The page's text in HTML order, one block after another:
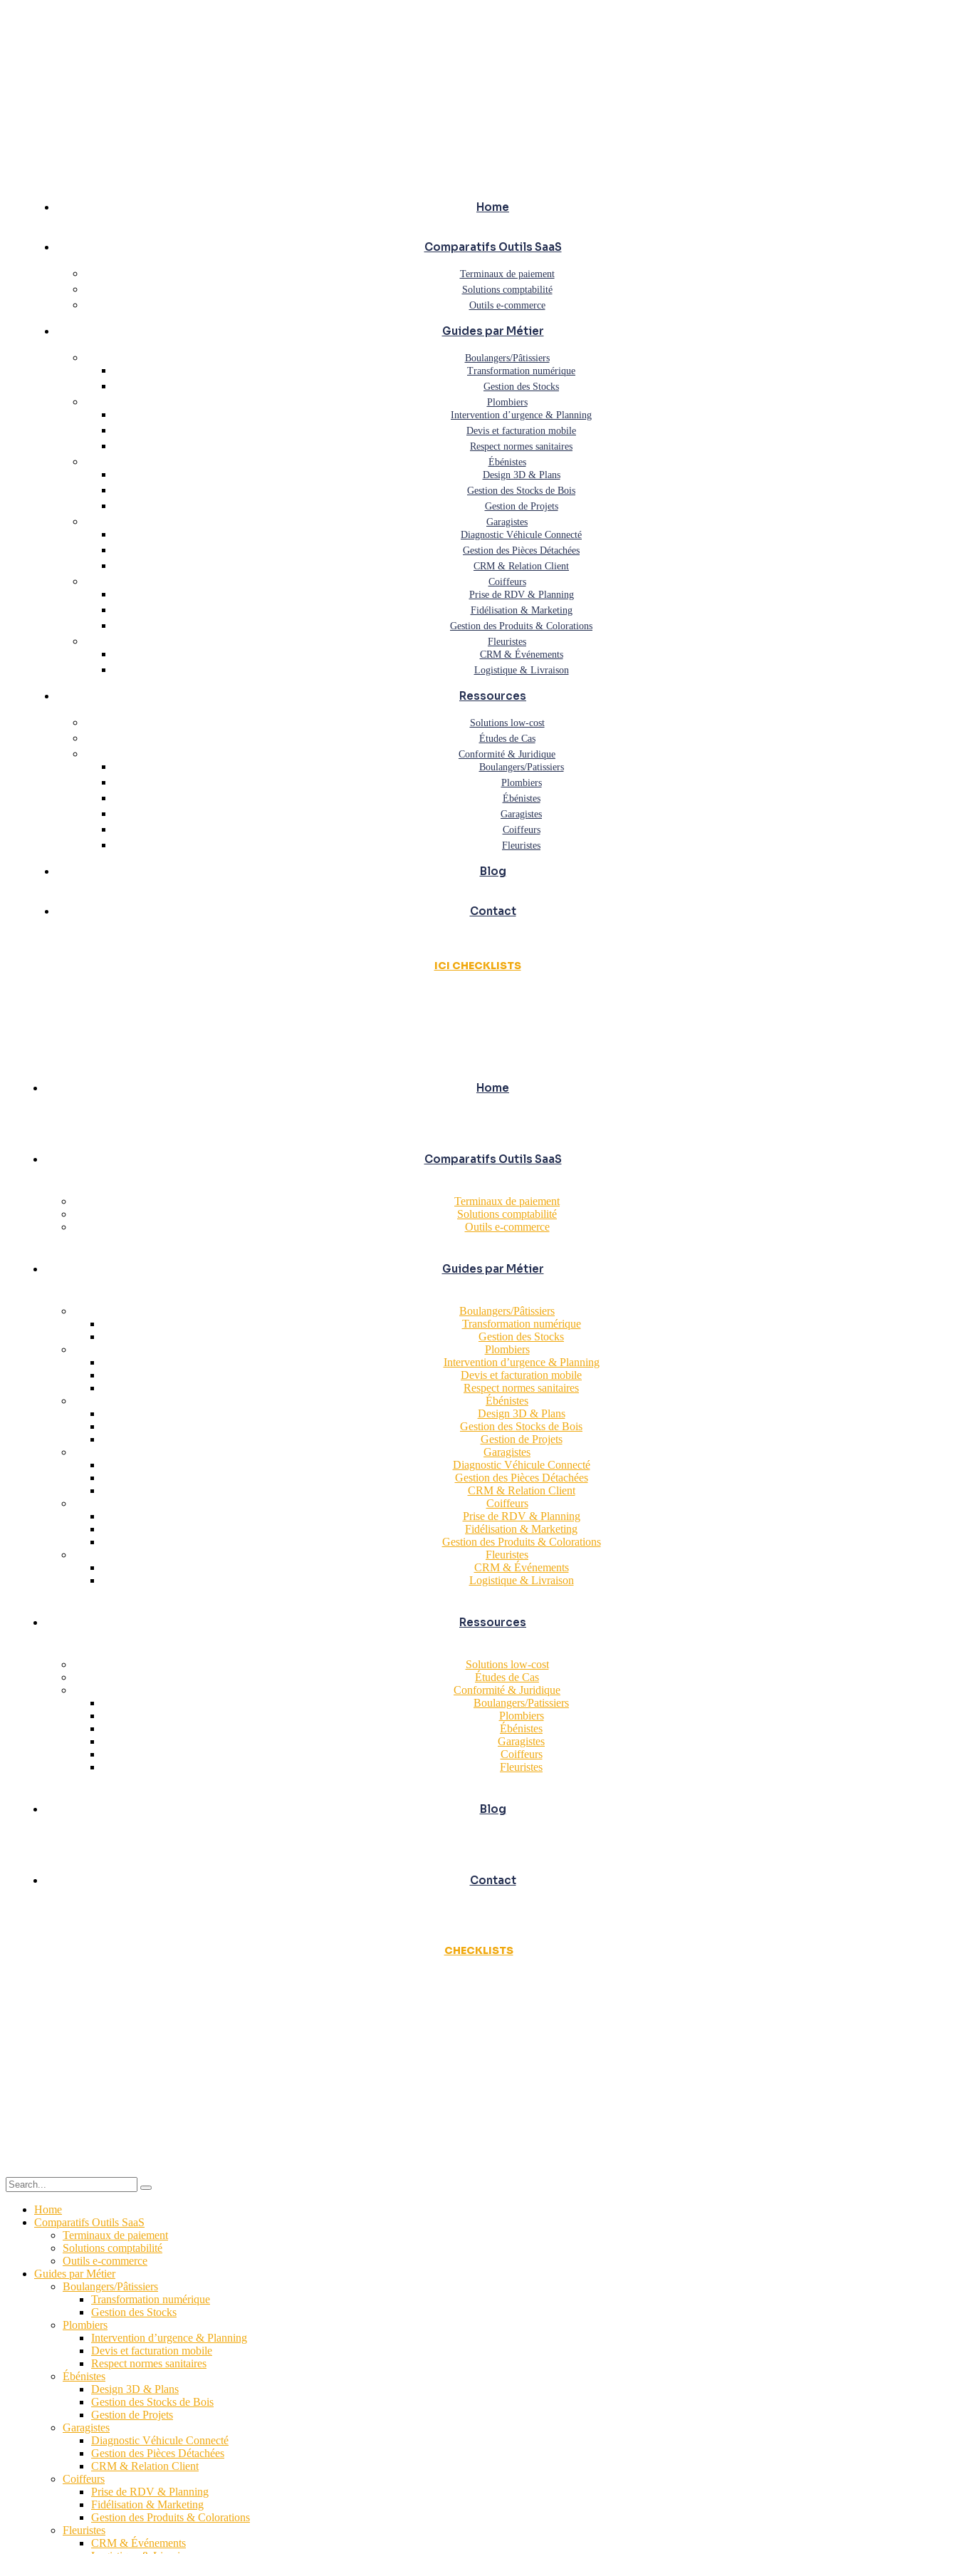
Home
Comparatifs Outils SaaS
Terminaux de paiement
Solutions comptabilité
Outils e-commerce
Guides par Métier
Boulangers/Pâtissiers
Transformation numérique
Gestion des Stocks
Plombiers
Intervention d’urgence & Planning
Devis et facturation mobile
Respect normes sanitaires
Ébénistes
Design 3D & Plans
Gestion des Stocks de Bois
Gestion de Projets
Garagistes
Diagnostic Véhicule Connecté
Gestion des Pièces Détachées
CRM & Relation Client
Coiffeurs
Prise de RDV & Planning
Fidélisation & Marketing
Gestion des Produits & Colorations
Fleuristes
CRM & Événements
Logistique & Livraison
Ressources
Solutions low-cost
Études de Cas
Conformité & Juridique
Boulangers/Patissiers
Plombiers
Ébénistes
Garagistes
Coiffeurs
Fleuristes
Blog
Contact
ICI CHECKLISTS
Home
Comparatifs Outils SaaS
Terminaux de paiement
Solutions comptabilité
Outils e-commerce
Guides par Métier
Boulangers/Pâtissiers
Transformation numérique
Gestion des Stocks
Plombiers
Intervention d’urgence & Planning
Devis et facturation mobile
Respect normes sanitaires
Ébénistes
Design 3D & Plans
Gestion des Stocks de Bois
Gestion de Projets
Garagistes
Diagnostic Véhicule Connecté
Gestion des Pièces Détachées
CRM & Relation Client
Coiffeurs
Prise de RDV & Planning
Fidélisation & Marketing
Gestion des Produits & Colorations
Fleuristes
CRM & Événements
Logistique & Livraison
Ressources
Solutions low-cost
Études de Cas
Conformité & Juridique
Boulangers/Patissiers
Plombiers
Ébénistes
Garagistes
Coiffeurs
Fleuristes
Blog
Contact
CHECKLISTS
Home
Comparatifs Outils SaaS
Terminaux de paiement
Solutions comptabilité
Outils e-commerce
Guides par Métier
Boulangers/Pâtissiers
Transformation numérique
Gestion des Stocks
Plombiers
Intervention d’urgence & Planning
Devis et facturation mobile
Respect normes sanitaires
Ébénistes
Design 3D & Plans
Gestion des Stocks de Bois
Gestion de Projets
Garagistes
Diagnostic Véhicule Connecté
Gestion des Pièces Détachées
CRM & Relation Client
Coiffeurs
Prise de RDV & Planning
Fidélisation & Marketing
Gestion des Produits & Colorations
Fleuristes
CRM & Événements